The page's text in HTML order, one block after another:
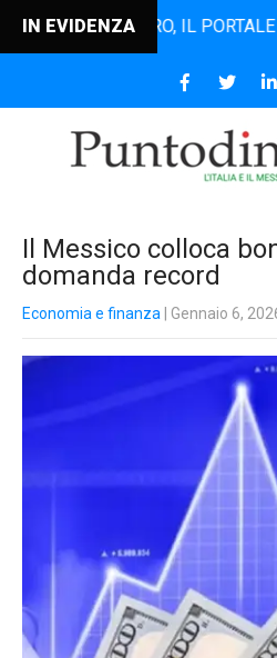
IN EVIDENZAIL PORTALE
Il Messico colloca
domanda record
Economia e finanza | Gennaio 6,